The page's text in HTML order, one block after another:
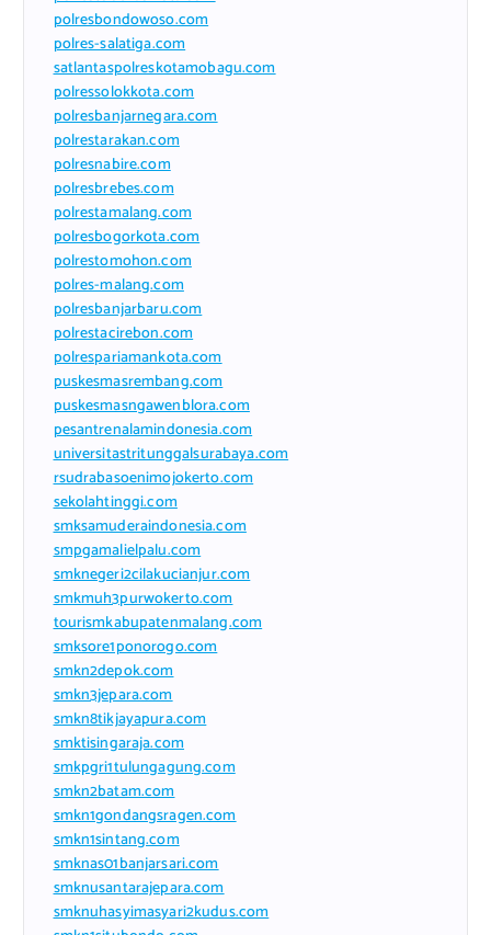
polresbondowoso.com
polres-salatiga.com
satlantaspolreskotamobagu.com
polressolokkota.com
polresbanjarnegara.com
polrestarakan.com
polresnabire.com
polresbrebes.com
polrestamalang.com
polresbogorkota.com
polrestomohon.com
polres-malang.com
polresbanjarbaru.com
polrestacirebon.com
polrespariamankota.com
puskesmasrembang.com
puskesmasngawenblora.com
pesantrenalamindonesia.com
universitastritunggalsurabaya.com
rsudrabasoenimojokerto.com
sekolahtinggi.com
smksamuderaindonesia.com
smpgamalielpalu.com
smknegeri2cilakucianjur.com
smkmuh3purwokerto.com
tourismkabupatenmalang.com
smksore1ponorogo.com
smkn2depok.com
smkn3jepara.com
smkn8tikjayapura.com
smktisingaraja.com
smkpgri1tulungagung.com
smkn2batam.com
smkn1gondangsragen.com
smkn1sintang.com
smknas01banjarsari.com
smknusantarajepara.com
smknuhasyimasyari2kudus.com